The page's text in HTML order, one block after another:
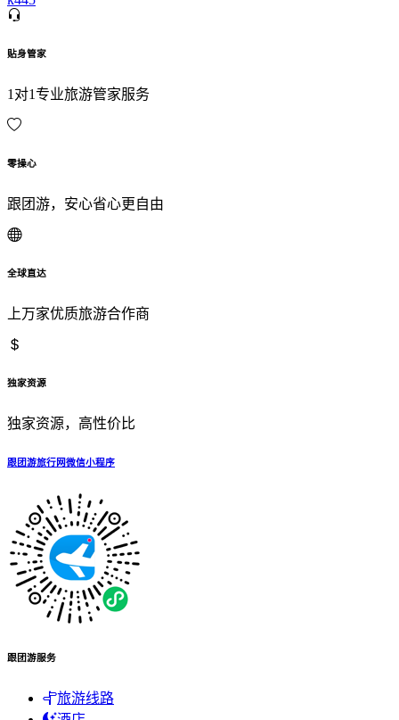
贴身管家
1对1专业旅游管家服务
零操心
跟团游，安心省心更自由
全球直达
上万家优质旅游合作商
独家资源
独家资源，高性价比
跟团游旅行网微信小程序
跟团游服务
旅游线路